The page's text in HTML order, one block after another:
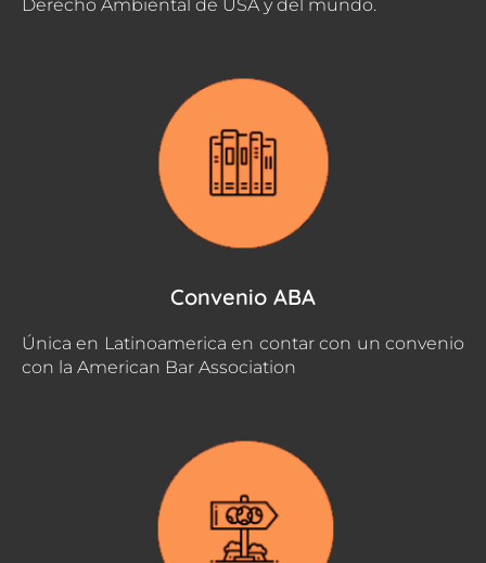
Derecho Ambiental de USA y del mundo.
Convenio ABA
Única en Latinoamerica en contar con un convenio
con la American Bar Association